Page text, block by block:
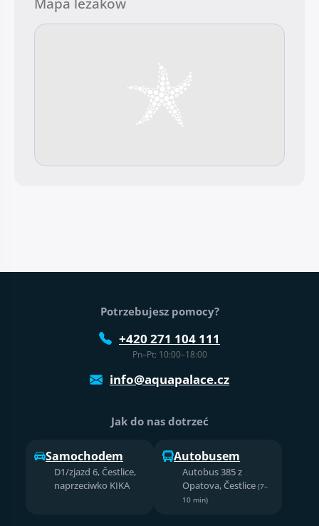
Stopka strony
Potrzebujesz pomocy?
+420 271 104 111
Pn–Pt: 10:00–18:00
info@aquapalace.cz
Jak do nas dotrzeć
Samochodem
D1/zjazd 6, Čestlice,
naprzeciwko KIKA
Autobusem
Autobus 385 z
Opatova, Čestlice (7–
10 min)